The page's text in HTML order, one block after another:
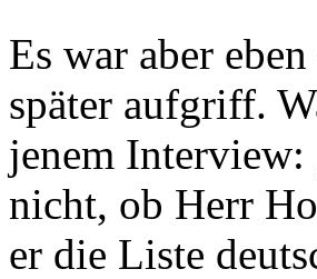
Es war aber
später aufgriff.
jenem
nicht, ob Herr
er die Liste